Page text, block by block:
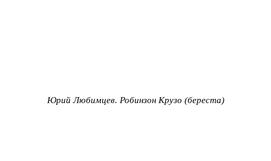
Юрий Любимцев. Робинзон Крузо (береста)